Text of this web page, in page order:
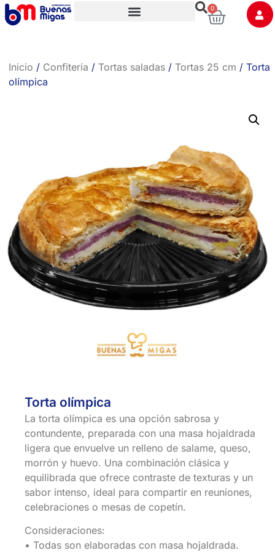
0
Inicio / Confitería / Tortas saladas / Tortas 25 cm / Torta
olímpica
Torta olímpica
La torta olímpica es una opción sabrosa y
contundente, preparada con una masa hojaldrada
ligera que envuelve un relleno de salame, queso,
morrón y huevo. Una combinación clásica y
equilibrada que ofrece contraste de texturas y un
sabor intenso, ideal para compartir en reuniones,
celebraciones o mesas de copetín.
Consideraciones:
•⁠ ⁠Todas son elaboradas con masa hojaldrada.